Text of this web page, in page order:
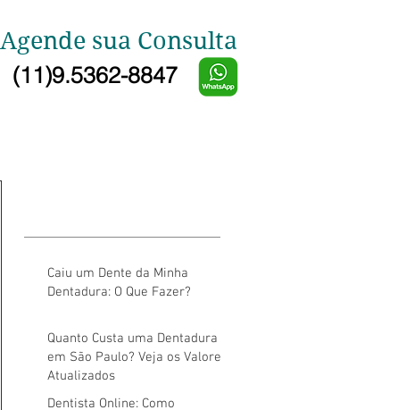
Agende sua Consulta
(11)9.5362-8847
Caiu um Dente da Minha
Dentadura: O Que Fazer?
Quanto Custa uma Dentadura
em São Paulo? Veja os Valores
Atualizados
Dentista Online: Como